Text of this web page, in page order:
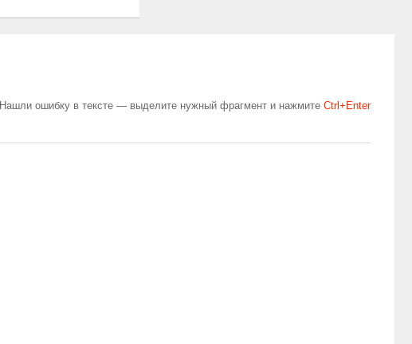
Нашли ошибку в тексте — выделите нужный фрагмент и нажмите Сtrl+Enter